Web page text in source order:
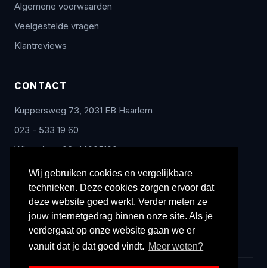
Wij gebruiken cookies en vergelijkbare
technieken. Deze cookies zorgen ervoor dat
deze website goed werkt. Verder meten ze
jouw internetgedrag binnen onze site. Als je
verdergaat op onze website gaan we er
vanuit dat je dat goed vindt. Meer weten?
Algemene voorwaarden
Veelgestelde vragen
Klantreviews
CONTACT
Kuppersweg 73, 2031 EB Haarlem
023 - 533 19 60
WhatsApp: 06-44005100
info@radex-benelux.nl
Ma – Vrij: 9:00 – 17:00